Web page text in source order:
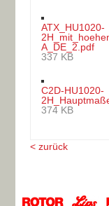
ATX_HU1020-
A_DE_2.pdf
337 KB
C2D-HU1020-
374 KB
< zurück